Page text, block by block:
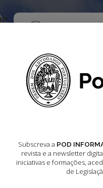
to
main
Acórdãos do
Subscreva a POD
revista e a newsletter
iniciativas e formações,
de